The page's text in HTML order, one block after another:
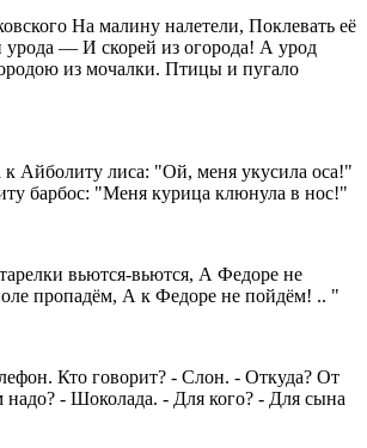
На малину налетели, Поклевать её
урода — И скорей из огорода! А урод
из мочалки. Птицы и пугало
Айболиту лиса: "Ой, меня укусила оса!"
барбос: "Меня курица клюнула в нос!"
вьются-вьются, А Федоре не
пропадём, А к Федоре не пойдём! .. "
Кто говорит? - Слон. - Откуда? От
надо? - Шоколада. - Для кого? - Для сына